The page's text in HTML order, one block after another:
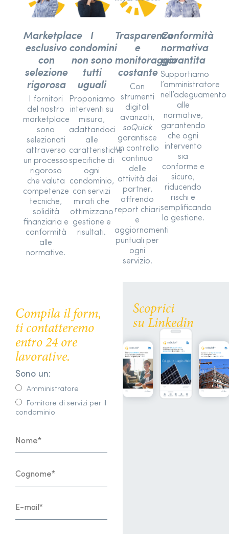
Marketplace
esclusivo
con
selezione
rigorosa
I fornitori
del nostro
marketplace
sono
selezionati
attraverso
un processo
rigoroso
che valuta
competenze
tecniche,
solidità
finanziaria e
conformità
alle
normative.
I
condomini
non sono
tutti
uguali
Proponiamo
interventi su
misura,
adattandoci
alle
caratteristiche
specifiche di
ogni
condominio,
con servizi
mirati che
ottimizzano
gestione e
risultati.
Trasparenza
e
monitoraggio
costante
Con
strumenti
digitali
avanzati,
soQuick
garantisce
un controllo
continuo
delle
attività dei
partner,
offrendo
report chiari
e
aggiornamenti
puntuali per
ogni
servizio.
Conformità
normativa
garantita
Supportiamo
l’amministratore
nell’adeguamento
alle
normative,
garantendo
che ogni
intervento
sia
conforme e
sicuro,
riducendo
rischi e
semplificando
la gestione.
Compila il form,
ti contatteremo
entro 24 ore
lavorative.
Sono un:
Amministratore
Fornitore di servizi per il
condominio
Scoprici
su Linkedin